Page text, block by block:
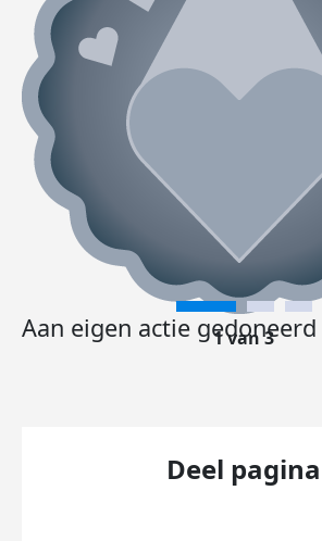
Aan eigen actie gedoneerd
1 van 3
Deel pagina